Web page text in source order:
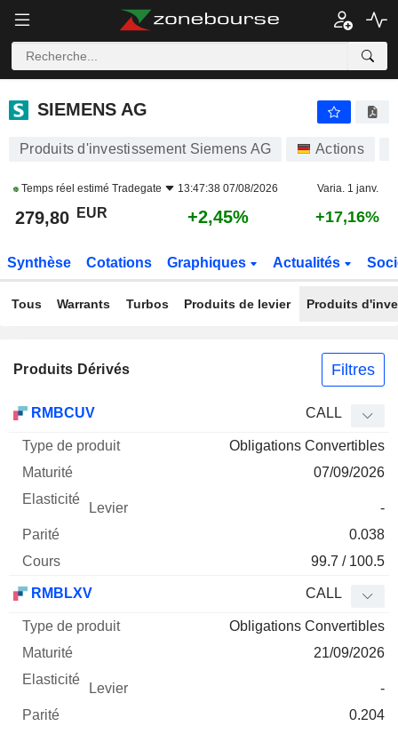
SIEMENS AG
SIEMENS AG
Produits d'investissement Siemens AG Actions
Temps réel estimé Tradegate 13:47:38 07/08/2026 Varia. 1 janv.
279,80 EUR +2,45% +17,16%
Synthèse Cotations Graphiques Actualités
Tous Warrants Turbos Produits de levier Produits
Produits Dérivés Filtres
Mnemo Type produit
Elasticité Levier Parité
RMBCUV CALL
Obligations Convertibles
07/09/2026
-
0.038
99.7 / 100.5
RMBLXV CALL
Obligations Convertibles
21/09/2026
-
0.204